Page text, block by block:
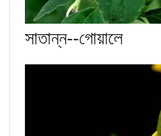
সাতান্ন--গোয়ালে